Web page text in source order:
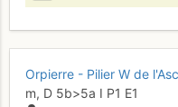
Orpierre - Pilier W de
m, D 5b>5a I P1 E1